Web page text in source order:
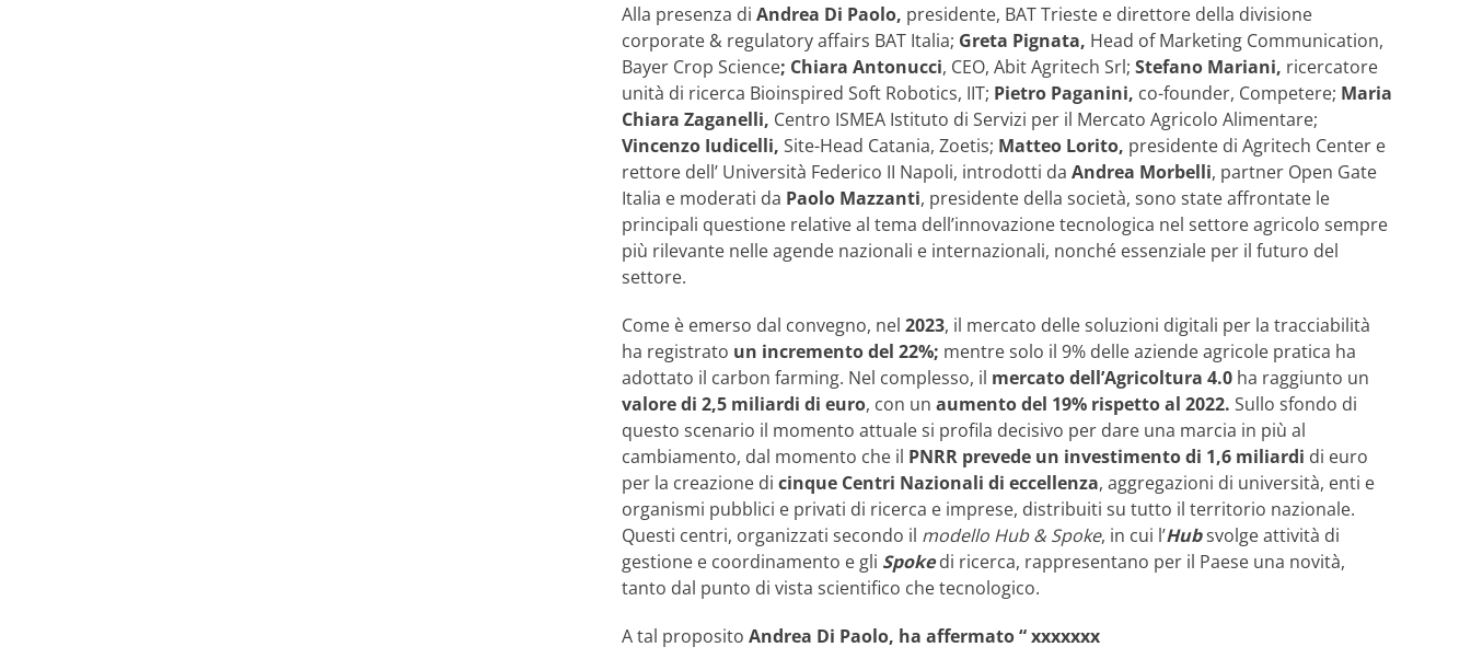
Alla presenza di Andrea Di Paolo, presidente, BAT Trieste e direttore della divisione
corporate & regulatory affairs BAT Italia; Greta Pignata, Head of Marketing Communication,
Bayer Crop Science; Chiara Antonucci, CEO, Abit Agritech Srl; Stefano Mariani, ricercatore
unità di ricerca Bioinspired Soft Robotics, IIT; Pietro Paganini, co-founder, Competere; Maria
Chiara Zaganelli, Centro ISMEA Istituto di Servizi per il Mercato Agricolo Alimentare;
Vincenzo Iudicelli, Site-Head Catania, Zoetis; Matteo Lorito, presidente di Agritech Center e
rettore dell’ Università Federico II Napoli, introdotti da Andrea Morbelli, partner Open Gate
Italia e moderati da Paolo Mazzanti, presidente della società, sono state affrontate le
principali questione relative al tema dell’innovazione tecnologica nel settore agricolo sempre
più rilevante nelle agende nazionali e internazionali, nonché essenziale per il futuro del
settore.
Come è emerso dal convegno, nel 2023, il mercato delle soluzioni digitali per la tracciabilità
ha registrato un incremento del 22%; mentre solo il 9% delle aziende agricole pratica ha
adottato il carbon farming. Nel complesso, il mercato dell’Agricoltura 4.0 ha raggiunto un
valore di 2,5 miliardi di euro, con un aumento del 19% rispetto al 2022. Sullo sfondo di
questo scenario il momento attuale si profila decisivo per dare una marcia in più al
cambiamento, dal momento che il PNRR prevede un investimento di 1,6 miliardi di euro
per la creazione di cinque Centri Nazionali di eccellenza, aggregazioni di università, enti e
organismi pubblici e privati di ricerca e imprese, distribuiti su tutto il territorio nazionale.
Questi centri, organizzati secondo il modello Hub & Spoke, in cui l’Hubsvolge attività di
gestione e coordinamento e gli Spokedi ricerca, rappresentano per il Paese una novità,
tanto dal punto di vista scientifico che tecnologico.
A tal proposito Andrea Di Paolo, ha affermato “ xxxxxxx